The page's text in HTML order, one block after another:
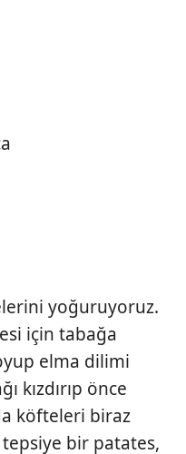
yoğuruyoruz.
için tabağa
elma dilimi
kızdırıp önce
köfteleri biraz
tepsiye bir patates,